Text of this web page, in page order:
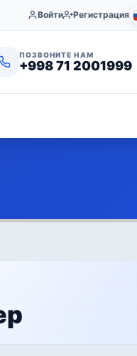
Войти Регистрация
ПОЗВОНИТЕ НАМ
+998 71 2001999